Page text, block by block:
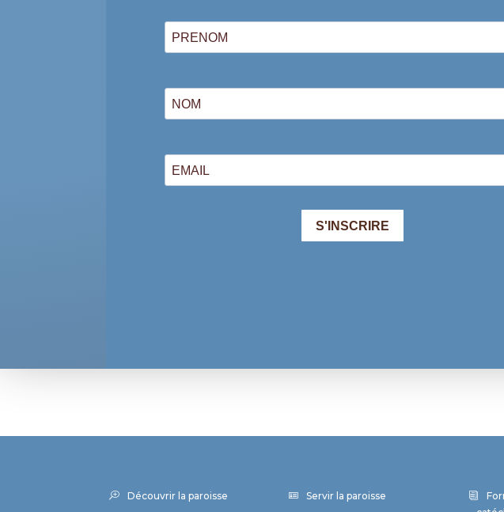
Découvrir la paroisse Servir la paroisse